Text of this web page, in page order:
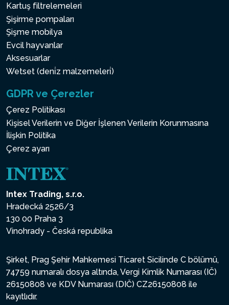
Kartuş filtrelemeleri
Şişirme pompaları
Şişme mobilya
Evcil hayvanlar
Aksesuarlar
Wetset (deni̇z malzemeleri̇)
GDPR ve Çerezler
Çerez Politikası
Kişisel Verilerin ve Diğer İşlenen Verilerin Korunmasına
İlişkin Politika
Çerez ayarı
Intex Trading, s.r.o.
Hradecká 2526/3
130 00 Praha 3
Vinohrady - Česká republika
Şirket, Prag Şehir Mahkemesi Ticaret Sicilinde C bölümü,
74759 numaralı dosya altında, Vergi Kimlik Numarası (IČ)
26150808 ve KDV Numarası (DIČ) CZ26150808 ile
kayıtlıdır.